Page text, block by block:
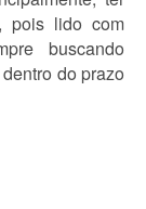
pois lido com
buscando
do prazo